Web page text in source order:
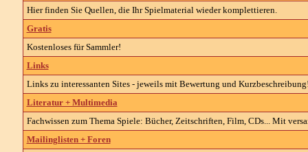
Hier finden Sie Quellen, die Ihr Spielmaterial wieder komplettieren.
Gratis
Kostenloses für Sammler!
Links
Links zu interessanten Sites - jeweils mit Bewertung und
Literatur + Multimedia
Fachwissen zum Thema Spiele: Bücher, Zeitschriften, Film, CDs... Mit
Mailinglisten + Foren